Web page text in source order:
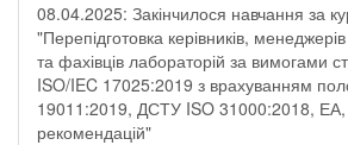
08.04.2025: Закінчилося навчання за
"Перепідготовка керівників,
та фахівців лабораторій за вимогами
ISO/IEC 17025:2019 з врахуванням
19011:2019, ДСТУ ISO 31000:2018, ЕА,
рекомендацій"